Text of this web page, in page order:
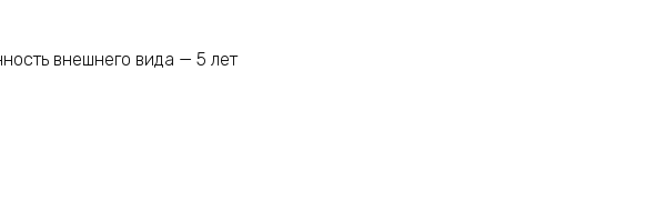
внешнего вида — 5 лет